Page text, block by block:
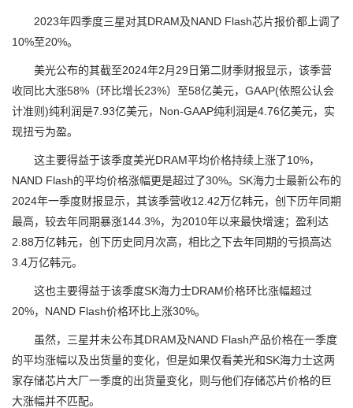
2023年四季度三星对其DRAM及NAND Flash芯片报价都上调了
10%至20%。
美光公布的其截至2024年2月29日第二财季财报显示，该季营
收同比大涨58%（环比增长23%）至58亿美元，GAAP(依照公认会
计准则)纯利润是7.93亿美元，Non-GAAP纯利润是4.76亿美元，实
现扭亏为盈。
这主要得益于该季度美光DRAM平均价格持续上涨了10%，
NAND Flash的平均价格涨幅更是超过了30%。SK海力士最新公布的
2024年一季度财报显示，其该季营收12.42万亿韩元，创下历年同期
最高，较去年同期暴涨144.3%，为2010年以来最快增速；盈利达
2.88万亿韩元，创下历史同月次高，相比之下去年同期的亏损高达
3.4万亿韩元。
这也主要得益于该季度SK海力士DRAM价格环比涨幅超过
20%，NAND Flash价格环比上涨30%。
虽然，三星并未公布其DRAM及NAND Flash产品价格在一季度
的平均涨幅以及出货量的变化，但是如果仅看美光和SK海力士这两
家存储芯片大厂一季度的出货量变化，则与他们存储芯片价格的巨
大涨幅并不匹配。